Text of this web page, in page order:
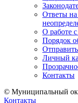
Ответы
О работе
Порядок
Личный
Контакты
© Муниципальный
Контакты